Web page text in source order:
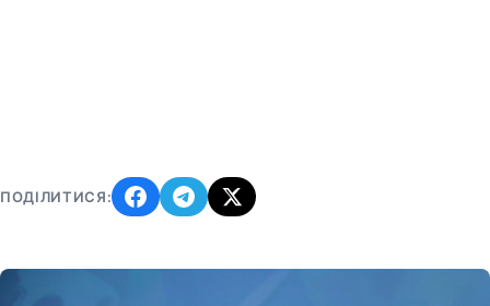
ПОДІЛИТИСЯ: